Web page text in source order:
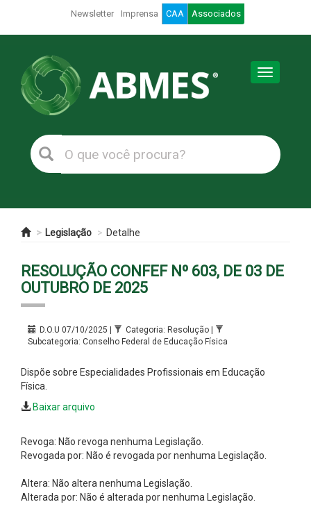
Newsletter Imprensa CAA Associados
Toggle
Legislação Detalhe
RESOLUÇÃO CONFEF Nº 603, DE 03 DE
OUTUBRO DE 2025
D.O.U 07/10/2025 |
Categoria: Resolução |
Subcategoria: Conselho Federal de Educação Física
Dispõe sobre Especialidades Profissionais em Educação
Física.
Baixar arquivo
Revoga: Não revoga nenhuma Legislação.
Revogada por: Não é revogada por nenhuma Legislação.
Altera: Não altera nenhuma Legislação.
Alterada por: Não é alterada por nenhuma Legislação.